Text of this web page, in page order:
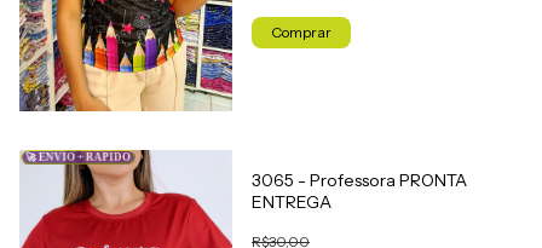
Comprar
🚀 ENVIO + RÁPIDO
3065 - Professora PRONTA
ENTREGA
R$30,00